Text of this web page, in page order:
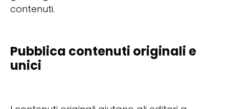
contenuti.
Pubblica contenuti originali e
unici